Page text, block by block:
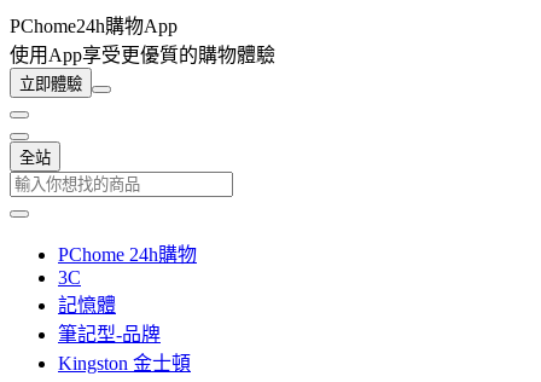
PChome24h購物App
使用App享受更優質的購物體驗
立即體驗
全站
PChome 24h購物
3C
記憶體
筆記型-品牌
Kingston 金士頓